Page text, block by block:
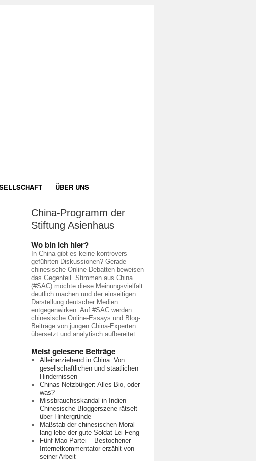
ÜBER UNS
China-Programm der
Stiftung Asienhaus
Wo bin ich hier?
In China gibt es keine kontrovers
geführten Diskussionen? Gerade
chinesische Online-Debatten beweisen
das Gegenteil. Stimmen aus China
(#SAC) möchte diese Meinungsvielfalt
deutlich machen und der einseitigen
Darstellung deutscher Medien
entgegenwirken. Auf #SAC werden
chinesische Online-Essays und Blog-
Beiträge von jungen China-Experten
übersetzt und analytisch aufbereitet.
Meist gelesene Beiträge
Alleinerziehend in China: Von
gesellschaftlichen und staatlichen
Hindernissen
Chinas Netzbürger: Alles Bio, oder
was?
Missbrauchsskandal in Indien –
Chinesische Bloggerszene rätselt
über Hintergründe
Maßstab der chinesischen Moral –
lang lebe der gute Soldat Lei Feng
Fünf-Mao-Partei – Bestochener
Internetkommentator erzählt von
seiner Arbeit